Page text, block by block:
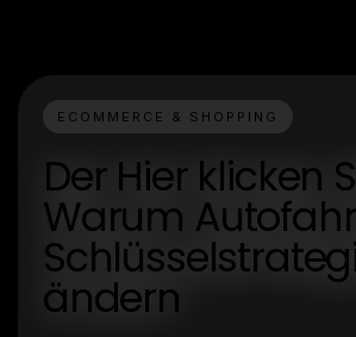
ECOMMERCE & SHOPPING
Der Hier klicken
Warum
ändern